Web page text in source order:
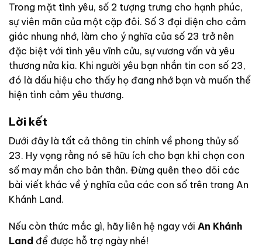
Trong mặt tình yêu, số 2 tượng trưng cho hạnh phúc,
sự viên mãn của một cặp đôi. Số 3 đại diện cho cảm
giác nhung nhớ, làm cho ý nghĩa của số 23 trở nên
đặc biệt với tình yêu vĩnh cửu, sự vương vấn và yêu
thương nửa kia. Khi người yêu bạn nhắn tin con số 23,
đó là dấu hiệu cho thấy họ đang nhớ bạn và muốn thể
hiện tình cảm yêu thương.
Lời kết
Dưới đây là tất cả thông tin chính về phong thủy số
23. Hy vọng rằng nó sẽ hữu ích cho bạn khi chọn con
số may mắn cho bản thân. Đừng quên theo dõi các
bài viết khác về ý nghĩa của các con số trên trang An
Khánh Land.
Nếu còn thức mắc gì, hãy liên hệ ngay với An Khánh
Land để được hỗ trợ ngày nhé!